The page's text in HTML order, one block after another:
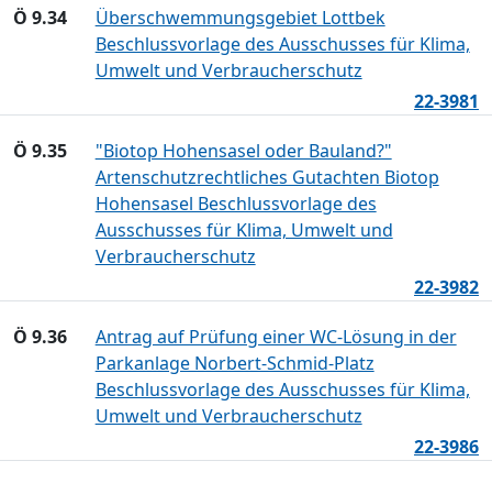
Ö 9.34
Überschwemmungsgebiet Lottbek
Beschlussvorlage des Ausschusses für Klima,
Umwelt und Verbraucherschutz
22-3981
Ö 9.35
"Biotop Hohensasel oder Bauland?"
Artenschutzrechtliches Gutachten Biotop
Hohensasel Beschlussvorlage des
Ausschusses für Klima, Umwelt und
Verbraucherschutz
22-3982
Ö 9.36
Antrag auf Prüfung einer WC-Lösung in der
Parkanlage Norbert-Schmid-Platz
Beschlussvorlage des Ausschusses für Klima,
Umwelt und Verbraucherschutz
22-3986